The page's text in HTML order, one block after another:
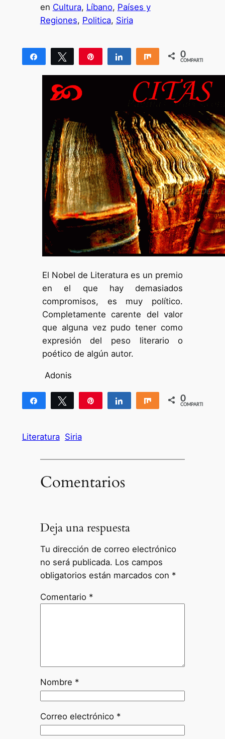
en Cultura, Líbano, Países y
Regiones, Politica, Siria
Compartir Twittear Compartir Compartir
0
COMPARTIR
El Nobel de Literatura es un premio
en el que hay demasiados
compromisos, es muy político.
Completamente carente del valor
que alguna vez pudo tener como
expresión del peso literario o
poético de algún autor.
Adonis
Compartir Twittear Compartir Compartir
0
COMPARTIR
Literatura Siria
Comentarios
Deja una respuesta
Tu dirección de correo electrónico
no será publicada. Los campos
obligatorios están marcados con *
Comentario *
Nombre *
Correo electrónico *